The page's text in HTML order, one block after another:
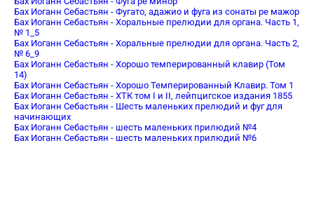
Бах Иоганн Себастьян - Фугато, адажио и фуга из сонаты ре мажор
Бах Иоганн Себастьян - Хоральные прелюдии для органа. Часть 1,
№ 1_5
Бах Иоганн Себастьян - Хоральные прелюдии для органа. Часть 2,
№ 6_9
Бах Иоганн Себастьян - Хорошо темперированный клавир (Том
14)
Бах Иоганн Себастьян - Хорошо Темперированный Клавир. Том 1
Бах Иоганн Себастьян - ХТК том I и II, лейпцигское издания 1855
Бах Иоганн Себастьян - Шесть маленьких прелюдий и фуг для
начинающих
Бах Иоганн Себастьян - шесть маленьких прилюдий №4
Бах Иоганн Себастьян - шесть маленьких прилюдий №6